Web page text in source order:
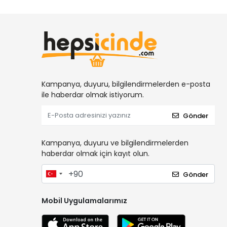
Ara Uzatmalar
Havalı Kalafat Tabancaları
Detaylı Temizlik Tabancası
Kampanya, duyuru, bilgilendirmelerden e-posta
ile haberdar olmak istiyorum.
Gönder
Kampanya, duyuru ve bilgilendirmelerden
haberdar olmak için kayıt olun.
Gönder
Mobil Uygulamalarımız